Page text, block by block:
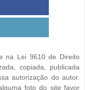
na Lei 9610 de Direito
copiada, publicada
autorização do autor.
foto do site favor